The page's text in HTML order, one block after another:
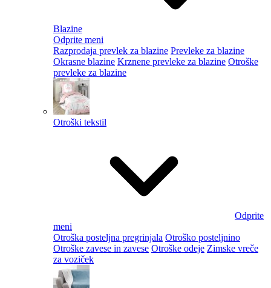
Blazine
Odprite meni
Razprodaja prevlek za blazine Prevleke za blazine
Okrasne blazine Krznene prevleke za blazine Otroške
prevleke za blazine
Otroški tekstil
Odprite
meni
Otroška posteljna pregrinjala Otroško posteljnino
Otroške zavese in zavese Otroške odeje Zimske vreče
za voziček